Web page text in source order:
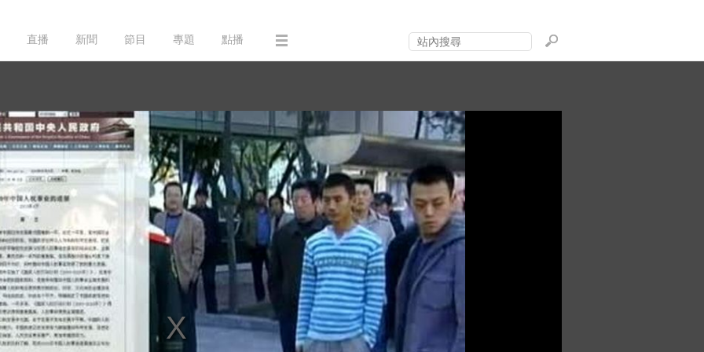
直播 新聞 節目 專題 點播